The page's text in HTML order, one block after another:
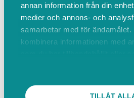
annan information från din
medier och annons- och
samarbetar med för
kombinera informationen med
TILLÅT